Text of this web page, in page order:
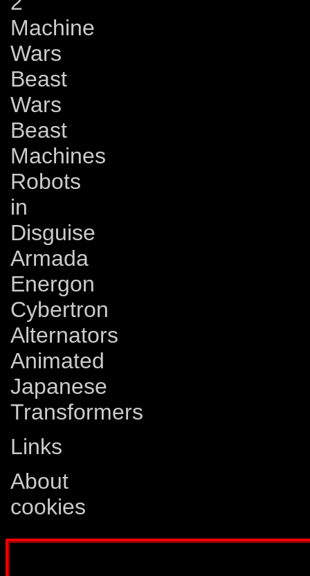
Machine
Wars
Beast
Wars
Beast
Machines
Robots
in
Disguise
Armada
Energon
Cybertron
Alternators
Animated
Japanese
Transformers
Links
About
cookies